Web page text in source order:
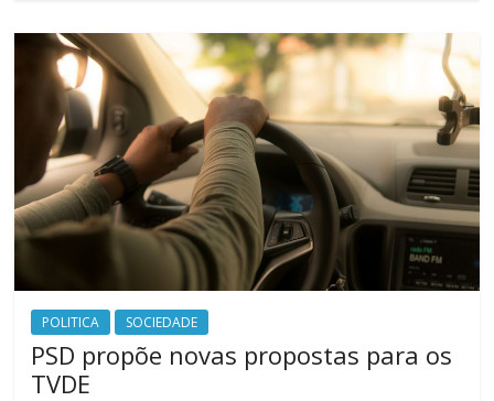
POLITICA SOCIEDADE
PSD propõe novas propostas para os
TVDE